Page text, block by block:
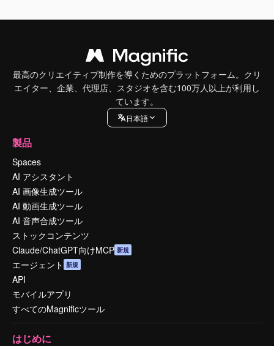
最高のクリエイティブ制作を導くためのプラットフォーム。クリ
エイター、企業、代理店、スタジオを含む100万人以上が利用し
ています。
日本語
製品
Spaces
AI アシスタント
AI 画像生成ツール
AI 動画生成ツール
AI 音声合成ツール
ストックコンテンツ
Claude/ChatGPT向けMCP 新規
エージェント 新規
API
モバイルアプリ
すべてのMagnificツール
はじめに